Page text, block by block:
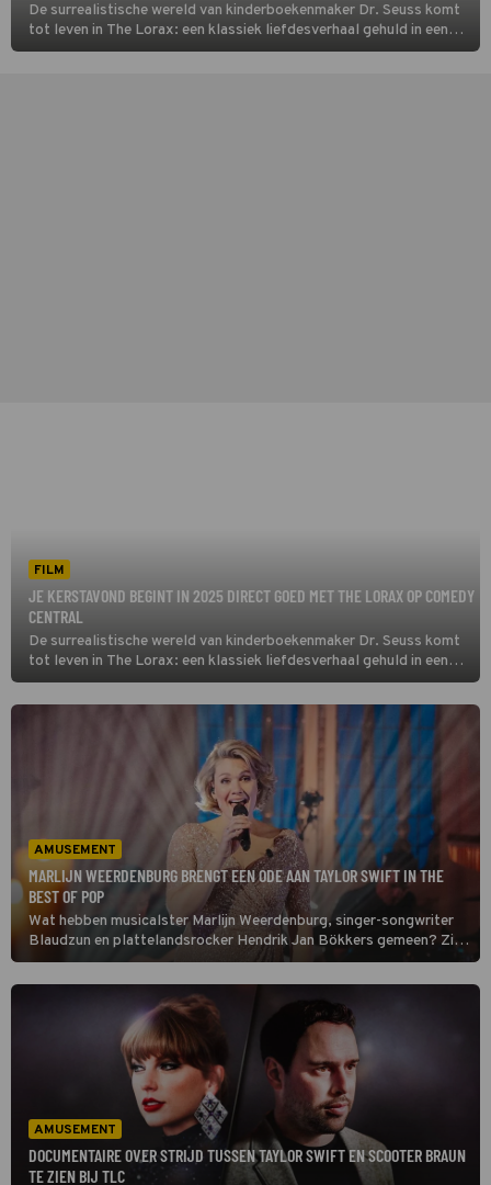
De surrealistische wereld van kinderboekenmaker Dr. Seuss komt
tot leven in The Lorax: een klassiek liefdesverhaal gehuld in een
kleurrijk jasje. De twaalfjarige Ted Wiggins probeert het hart van
FILM
JE KERSTAVOND BEGINT IN 2025 DIRECT GOED MET THE LORAX OP COMEDY
CENTRAL
De surrealistische wereld van kinderboekenmaker Dr. Seuss komt
tot leven in The Lorax: een klassiek liefdesverhaal gehuld in een
kleurrijk jasje. De twaalfjarige Ted Wiggins probeert het hart van
natuurfanaat Audrey te veroveren.
AMUSEMENT
MARLIJN WEERDENBURG BRENGT EEN ODE AAN TAYLOR SWIFT IN THE
BEST OF POP
Wat hebben musicalster Marlijn Weerdenburg, singer-songwriter
Blaudzun en plattelandsrocker Hendrik Jan Bökkers gemeen? Zij
blijken Swifties te zijn. De fans eren in deze aflevering van The
Best of Pop muziekicoon Taylor Swift met eigen versies van haar
AMUSEMENT
DOCUMENTAIRE OVER STRIJD TUSSEN TAYLOR SWIFT EN SCOOTER BRAUN
TE ZIEN BIJ TLC